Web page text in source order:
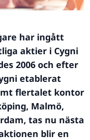
har ingått
aktier i Cygni
2006 och efter
etablerat
flertalet kontor
Malmö,
tas nu nästa
blir en